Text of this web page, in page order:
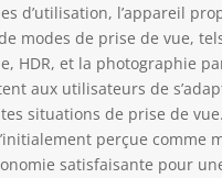
d’utilisation, l’appareil
modes de prise de vue,
HDR, et la photographie
aux utilisateurs de
situations de prise de
perçue comme
satisfaisante pour